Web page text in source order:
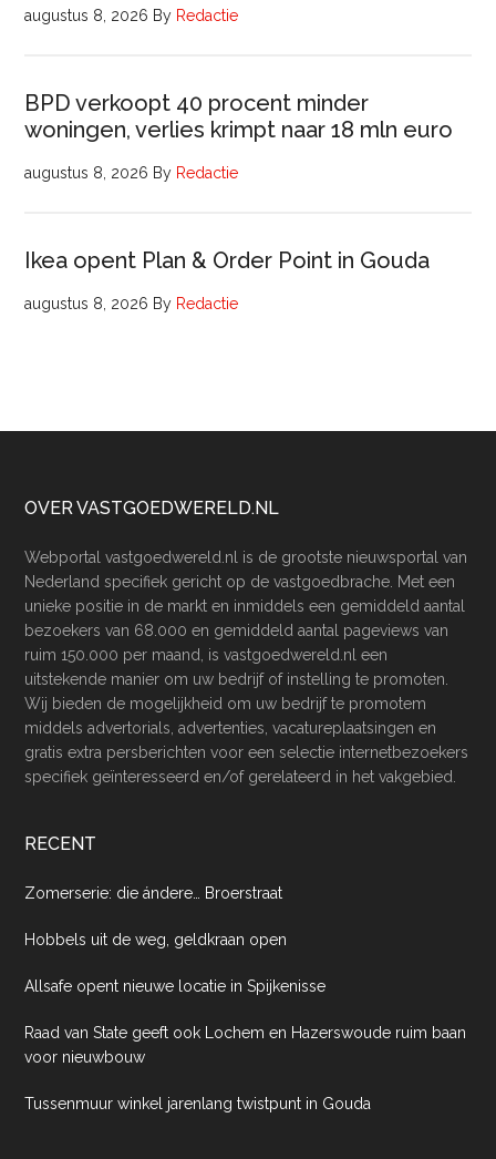
augustus 8, 2026 By Redactie
BPD verkoopt 40 procent minder
woningen, verlies krimpt naar 18 mln euro
augustus 8, 2026 By Redactie
Ikea opent Plan & Order Point in Gouda
augustus 8, 2026 By Redactie
Footer
OVER VASTGOEDWERELD.NL
Webportal vastgoedwereld.nl is de grootste nieuwsportal van
Nederland specifiek gericht op de vastgoedbrache. Met een
unieke positie in de markt en inmiddels een gemiddeld aantal
bezoekers van 68.000 en gemiddeld aantal pageviews van
ruim 150.000 per maand, is vastgoedwereld.nl een
uitstekende manier om uw bedrijf of instelling te promoten.
Wij bieden de mogelijkheid om uw bedrijf te promotem
middels advertorials, advertenties, vacatureplaatsingen en
gratis extra persberichten voor een selectie internetbezoekers
specifiek geïnteresseerd en/of gerelateerd in het vakgebied.
RECENT
Zomerserie: die ándere… Broerstraat
Hobbels uit de weg, geldkraan open
Allsafe opent nieuwe locatie in Spijkenisse
Raad van State geeft ook Lochem en Hazerswoude ruim baan
voor nieuwbouw
Tussenmuur winkel jarenlang twistpunt in Gouda